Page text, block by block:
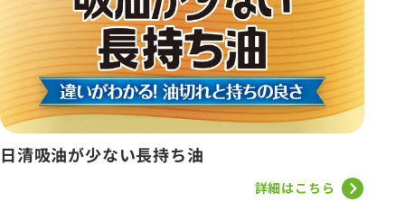
日清吸油が少ない長持ち油
詳細はこちら